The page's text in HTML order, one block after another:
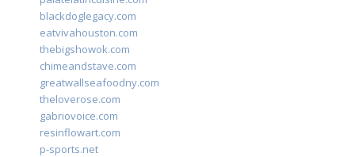
blackdoglegacy.com
eatvivahouston.com
thebigshowok.com
chimeandstave.com
greatwallseafoodny.com
theloverose.com
gabriovoice.com
resinflowart.com
p-sports.net